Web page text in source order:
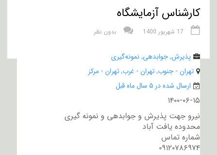
کارشناس آزمایشگاه
17 شهریور 1400 بدون نظر
پذیرش, جوابدهی, نمونه‌گیری
تهران - جنوب, تهران - غرب, تهران - مرکز
ارسال شده در ۵ سال ماه قبل
۱۴۰۰-۰۶-۱۵
نیرو جهت پذیرش و جوابدهی و نمونه گیری
محدوده یافت آباد
شماره تماس
۰۹۱۲۰۷۸۶۹۷۴